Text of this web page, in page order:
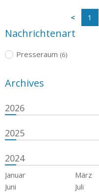
1
Nachrichtenart
Presseraum (6)
Archives
2026
2025
2024
Januar März
Juni
Juli